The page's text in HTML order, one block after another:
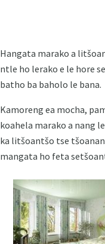
Hangata marako a
ntle ho lerako e le hore
batho ba baholo le bana.
Kamoreng ea mocha,
koahela marako a nang
ka litšoantšo tse
mangata ho feta